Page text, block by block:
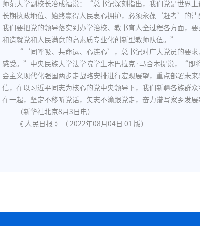
师范大学副校长冶成福说：“总书记深刻指出，我们党是世界
长期执政地位、始终赢得人民衷心拥护，必须永葆‘赶考’的清
我们要把党的领导落实到办学治校、教书育人全过程各方面，
和造就党和人民满意的高素质专业化创新型教师队伍。”
“‘同呼吸、共命运、心连心’，总书记对广大党员的要求
感受。”中央民族大学法学院学生木巴拉克·马合木提说，“即
会主义现代化强国两步走战略安排进行宏观展望，重点部署未
信，在以习近平同志为核心的党中央领导下，我们新疆各族群
在一起，坚定不移听党话，矢志不渝跟党走，奋力谱写家乡发展
（新华社北京8月3日电）
《 人民日报 》（ 2022年08月04日 01 版）